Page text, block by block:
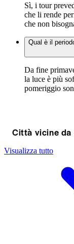
Sì, i tour
che li rende
che non
Qual è il
Da fine
la luce è più
pomeriggio
Città vicine da
Visualizza tutto